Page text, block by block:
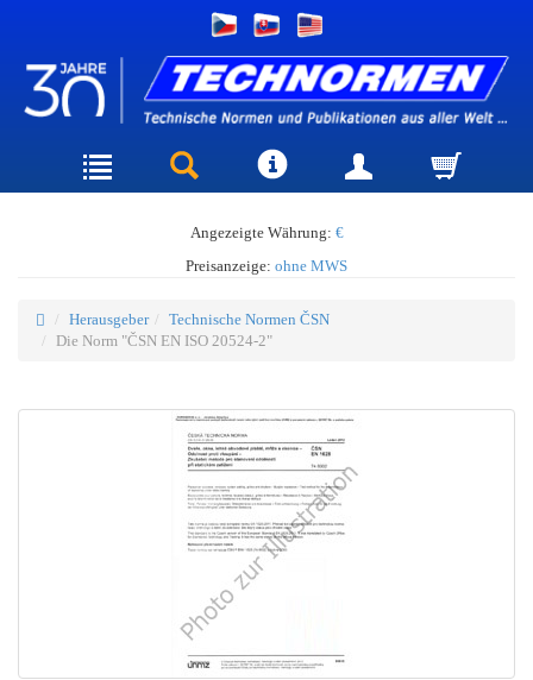
Angezeigte Währung: €
Preisanzeige: ohne MWS
Herausgeber
Technische Normen ČSN
Die Norm "ČSN EN ISO 20524-2"